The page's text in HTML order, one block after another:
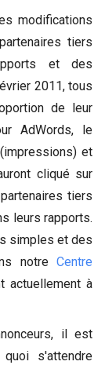
modifications
tiers
et des
2011, tous
de leur
AdWords, le
et
cliqué sur
tiers
leurs rapports.
simples et des
notre Centre
actuellement à
il est
s'attendre